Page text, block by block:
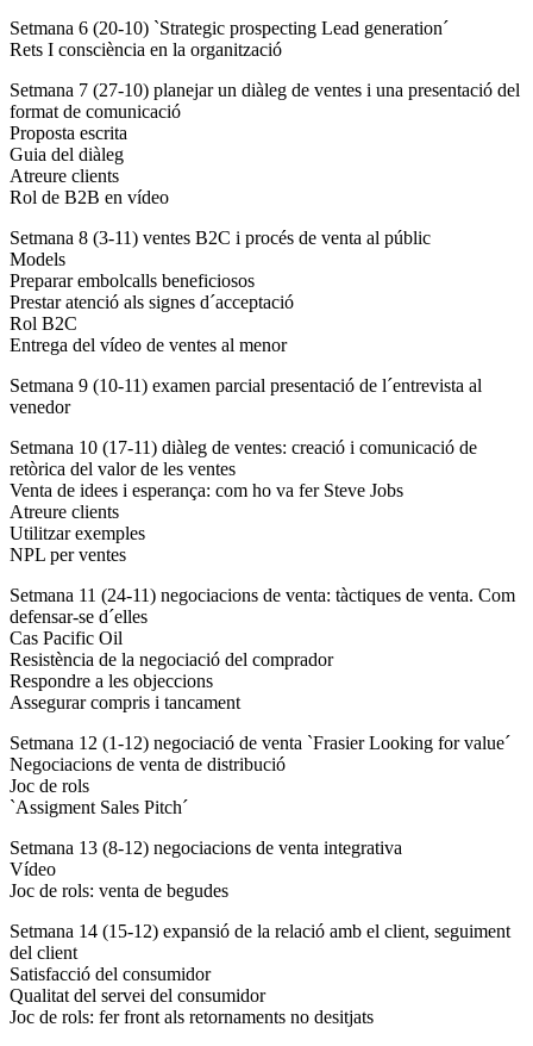
Setmana 6 (20-10) `Strategic prospecting Lead generation´
Rets I consciència en la organització
Setmana 7 (27-10) planejar un diàleg de ventes i una presentació del
format de comunicació
Proposta escrita
Guia del diàleg
Atreure clients
Rol de B2B en vídeo
Setmana 8 (3-11) ventes B2C i procés de venta al públic
Models
Preparar embolcalls beneficiosos
Prestar atenció als signes d´acceptació
Rol B2C
Entrega del vídeo de ventes al menor
Setmana 9 (10-11) examen parcial presentació de l´entrevista al
venedor
Setmana 10 (17-11) diàleg de ventes: creació i comunicació de
retòrica del valor de les ventes
Venta de idees i esperança: com ho va fer Steve Jobs
Atreure clients
Utilitzar exemples
NPL per ventes
Setmana 11 (24-11) negociacions de venta: tàctiques de venta. Com
defensar-se d´elles
Cas Pacific Oil
Resistència de la negociació del comprador
Respondre a les objeccions
Assegurar compris i tancament
Setmana 12 (1-12) negociació de venta `Frasier Looking for value´
Negociacions de venta de distribució
Joc de rols
`Assigment Sales Pitch´
Setmana 13 (8-12) negociacions de venta integrativa
Vídeo
Joc de rols: venta de begudes
Setmana 14 (15-12) expansió de la relació amb el client, seguiment
del client
Satisfacció del consumidor
Qualitat del servei del consumidor
Joc de rols: fer front als retornaments no desitjats